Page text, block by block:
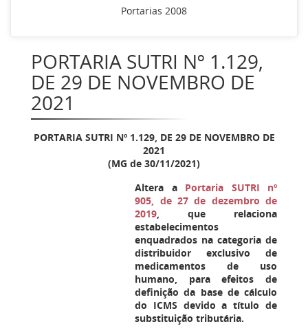
Portarias 2008
PORTARIA SUTRI Nº 1.129,
DE 29 DE NOVEMBRO DE
2021
PORTARIA SUTRI Nº 1.129, DE 29 DE NOVEMBRO DE
2021
(MG de 30/11/2021)
Altera a Portaria SUTRI nº
905, de 27 de dezembro de
2019, que relaciona
estabelecimentos
enquadrados na categoria de
distribuidor exclusivo de
medicamentos de uso
humano, para efeitos de
definição da base de cálculo
do ICMS devido a título de
substituição tributária.